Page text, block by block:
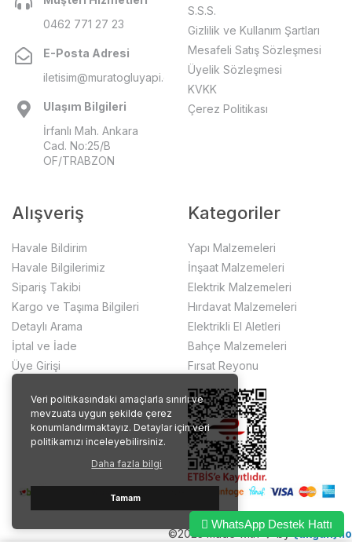
Veri politikasındaki amaçlarla sınırlı ve
mevzuata uygun şekilde çerez
konumlandırmaktayız. Detaylar için veri
politikamızı inceleyebilirsiniz.
Daha fazla bilgi
Tamam
0462 771 27 23
E-Posta Adresi
iletisim@muratogluyapi.com
Ulaşım Bilgileri
İrfanlı Mah. Ankara
Cad. No:25/B
OF/TRABZON
S.S.S.
Gizlilik ve Kullanım Şartları
Mesafeli Satış Sözleşmesi
Üyelik Sözleşmesi
KVKK
Çerez Politikası
Alışveriş
Havale Bildirim
Havale Bilgilerimiz
Sipariş Takibi
Kargo ve Taşıma Bilgileri
Detaylı Arama
İptal ve İade
Üye Girişi
Kategoriler
Yapı Malzemeleri
İnşaat Malzemeleri
Elektrik Malzemeleri
Hırdavat Malzemeleri
Elektrikli El Aletleri
Bahçe Malzemeleri
Fırsat Reyonu
©2023 made with ❤️ by {akgun}.io
WhatsApp Destek Hattı